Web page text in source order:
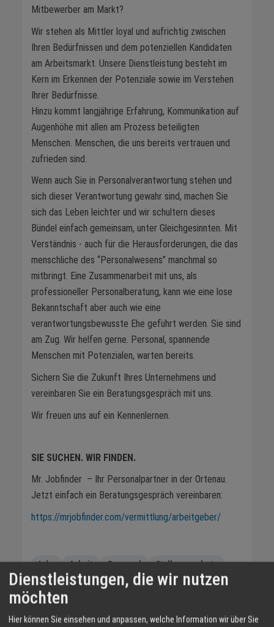
Mitbewerber am Markt?
Wir stehen als Mittler loyal und aufrichtig zwischen
Ihren Bedürfnissen und dem potenziellen Kandidaten
am Arbeitsmarkt. Unsere Dienstleistung besteht im
Kern im Erkennen der Potenziale sowie im Verstehen
Ihrer Bedürfnisse.
Hinzu kommt langjährige Erfahrung, Kommunikation auf
Augenhöhe mit allen am Prozess beteiligten
Menschen. Menschen, die uns bereits vertrauen und
zufrieden sind.
Wenn auch Sie in Personalverantwortung stehen und
sich dieser Verantwortung gewahr sind, machen Sie
sich das Leben leichter und wir schultern dieses
Bündel einfach gemeinsam, unter Gleichgesinnten. Mit
Verständnis - auch für die Herausforderungen, die das
menschliche des “Personalwesens” manchmal so
mitbringt. Eine Zusammenarbeit mit uns, als
professioneller Personalberatung, kann wie eine lose
Bekanntschaft aber auch wie eine
verantwortungsbewusste Ehe geführt werden. Sie sind
am Zug. Wir helfen gerne. Personal, spannende
Menschen mit Potenzialen, warten bereits.
Sichern Sie die Zukunft Ihres Unternehmens und
vereinbaren Sie ein Beratungsgespräch mit uns.
Wir freuen uns auf ein Kennenlernen.
SIE SUCHEN. WIR FINDEN.
Mr. Jobfinder – Ihr Personalpartner in der Ortenau.
Jetzt einfach ein Beratungsgespräch vereinbaren:
https://mrjobfinder.com/vermittlung/arbeitgeber/
Jobs Arbeit Personal
Stellenangebote
Ortenau
Bewerbung
Arbeitsplatz
Fachkräfte
TEILEN
Dienstleistungen, die wir nutzen
möchten
Hier können Sie einsehen und anpassen, welche Information wir über Sie